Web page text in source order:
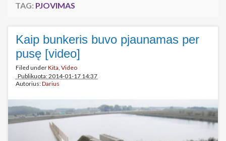
TAG: PJOVIMAS
Kaip bunkeris buvo pjaunamas per
pusę [video]
Filed underKita, Video
Publikuota: 2014-01-17 14:37
Autorius:Darius